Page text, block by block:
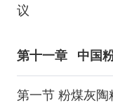
议
第十一章 中国
第一节 粉煤灰